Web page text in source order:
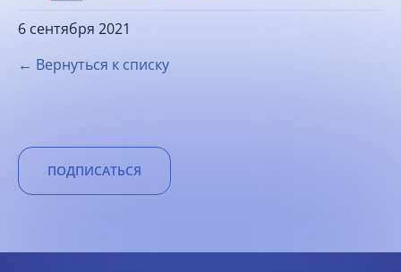
6 сентября 2021
← Вернуться к списку
ПОДПИСАТЬСЯ